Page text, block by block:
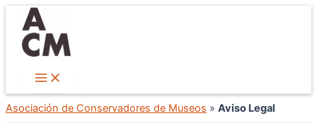
contenido
Main
Menu
Asociación de Conservadores de Museos » Aviso Legal